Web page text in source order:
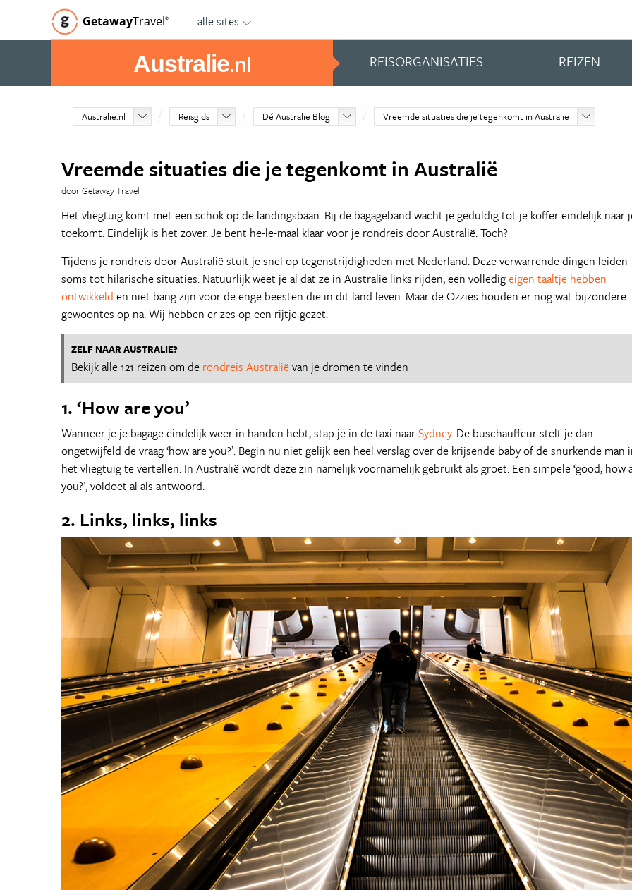
GetawayTravel© alle sites
Australie.nl REISORGANISATIES REIZEN
Australie.nl Reisgids Dé Australië Blog Vreemde situaties die je tegenkomt in Australië
Vreemde situaties die je tegenkomt in Australië
door Getaway Travel
Het vliegtuig komt met een schok op de landingsbaan. Bij de bagageband wacht je geduldig tot je koffer eindelijk naar
toekomt. Eindelijk is het zover. Je bent he-le-maal klaar voor je rondreis door Australië. Toch?
Tijdens je rondreis door Australië stuit je snel op tegenstrijdigheden met Nederland. Deze verwarrende dingen leiden
soms tot hilarische situaties. Natuurlijk weet je al dat ze in Australië links rijden, een volledigeigen taaltje hebben
ontwikkeld en niet bang zijn voor de enge beesten die in dit land leven. Maar de Ozzies houden er nog wat bijzondere
gewoontes op na. Wij hebben er zes op een rijtje gezet.
ZELF NAAR AUSTRALIE?
Bekijk alle 121 reizen om de rondreis Australiëvan je dromen te vinden
1. ‘How are you’
Wanneer je je bagage eindelijk weer in handen hebt, stap je in de taxi naarSydney. De buschauffeur stelt je dan
ongetwijfeld de vraag ‘how are you?’. Begin nu niet gelijk een heel verslag over de krijsende baby of de snurkende man
het vliegtuig te vertellen. In Australië wordt deze zin namelijk voornamelijk gebruikt als groet. Een simpele ‘good, how
you?’, voldoet al als antwoord.
2. Links, links, links